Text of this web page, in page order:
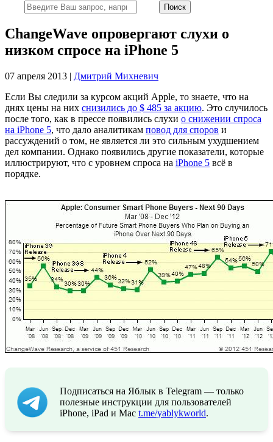
ChangeWave опровергают слухи о
низком спросе на iPhone 5
07 апреля 2013 | Дмитрий Михневич
Если Вы следили за курсом акций Apple, то знаете, что на
днях цены на них снизились до $ 485 за акцию. Это случилось
после того, как в прессе появились слухи о снижении спроса
на iPhone 5, что дало аналитикам повод для споров и
рассуждений о том, не является ли это сильным ухудшением
дел компании. Однако появились другие показатели, которые
иллюстрируют, что с уровнем спроса на iPhone 5 всё в
порядке.
Подписаться на Яблык в Telegram — только
полезные инструкции для пользователей
iPhone, iPad и Mac t.me/yablykworld.